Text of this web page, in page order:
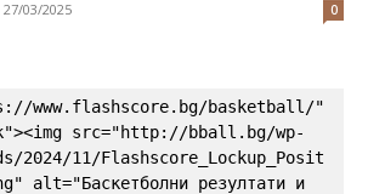
27/03/2025 0
www.flashscore.bg/basketball/"
src="http://bball.bg/wp-
2024/11/Flashscore_Lockup_Posit
alt="Баскетболни резултати и